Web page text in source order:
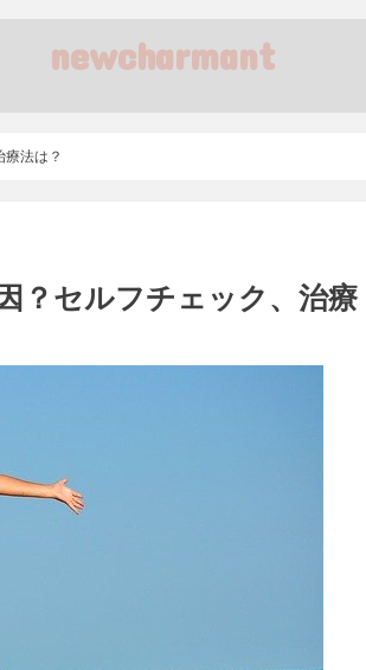
newcharmant
療法は？
？セルフチェック、治療